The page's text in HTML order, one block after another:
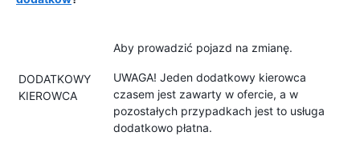
DODATKOWY
KIEROWCA
Aby prowadzić pojazd na zmianę.
UWAGA! Jeden dodatkowy kierowca
czasem jest zawarty w ofercie, a w
pozostałych przypadkach jest to usługa
dodatkowo płatna.